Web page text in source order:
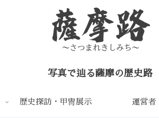
写真で辿る薩摩の歴史路
歴史探訪・甲冑展示 運営者